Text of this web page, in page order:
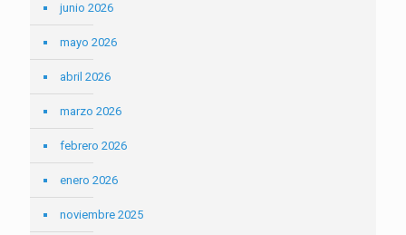
junio 2026
mayo 2026
abril 2026
marzo 2026
febrero 2026
enero 2026
noviembre 2025